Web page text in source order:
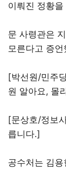
이뤄진 정황
문 사령관은
모른다고 증
[박선원/민주
원 알아요, 몰
[문상호/정보
릅니다.]
공수처는 김